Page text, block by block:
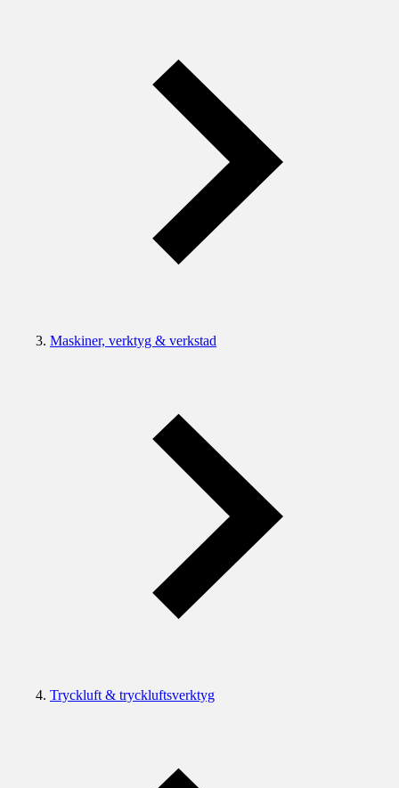
Maskiner, verktyg & verkstad
Tryckluft & tryckluftsverktyg